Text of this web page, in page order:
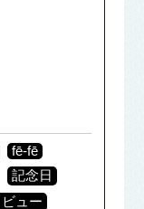
fē-fē
記念日
ュー